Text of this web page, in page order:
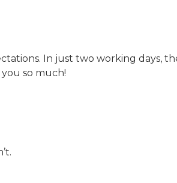
In just two working days,
so much!